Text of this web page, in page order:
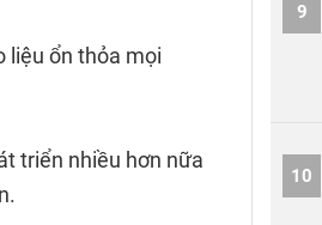
liệu ổn thỏa mọi
triển nhiều hơn nữa
9
10